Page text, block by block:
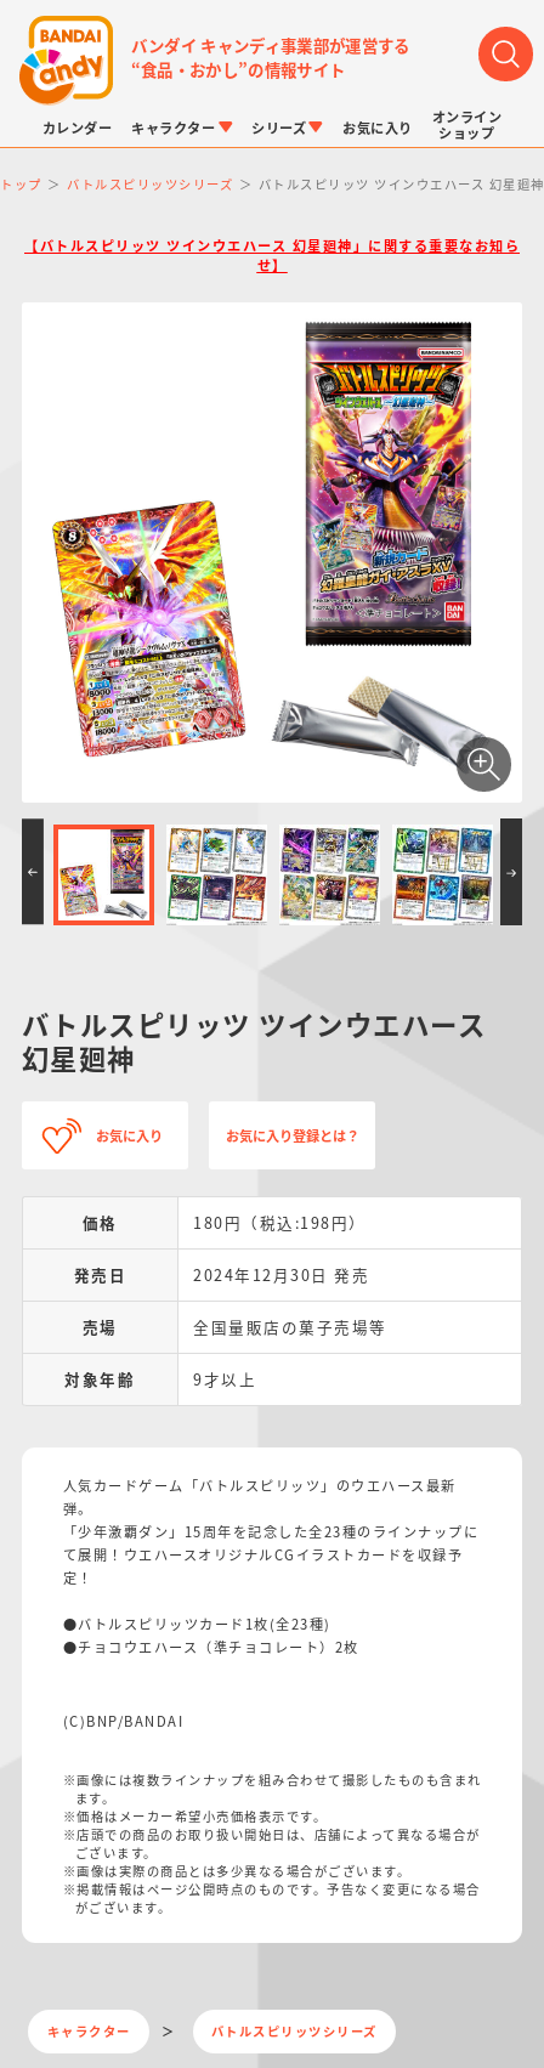
バンダイ キャンディ事業部が運営する
“食品・おかし”の情報サイト
カレンダー キャラクター
仮面ライダーシリー
ズ
ズ
プリキュアシリーズ
ガンダムシリーズ
ドラゴンボール
アンパンマン
サンリオキャラクタ
シリーズ
キャラパキ
チョコサプ
にふぉるめーしょん
＆スクエアシール
ポケモンキッズ
ポケモンスケールワ
ールド
お気に入り
オンライン
ショップ
トップ バトルスピリッツシリーズ バトルスピリッツ ツインウエハース 幻星廻神
【バトルスピリッツ ツインウエハース 幻星廻神」に関する重要なお知ら
せ】
バトルスピリッツ ツインウエハース
幻星廻神
お気に入り お気に入り登録とは？
価格 180円（税込:198円）
発売日 2024年12月30日 発売
売場 全国量販店の菓子売場等
対象年齢 9才以上
人気カードゲーム「バトルスピリッツ」のウエハース最新
弾。
「少年激覇ダン」15周年を記念した全23種のラインナップに
て展開！ウエハースオリジナルCGイラストカードを収録予
定！
●バトルスピリッツカード1枚(全23種)
●チョコウエハース（準チョコレート）2枚
(C)BNP/BANDAI
※画像には複数ラインナップを組み合わせて撮影したものも含まれ
ます。
※価格はメーカー希望小売価格表示です。
※店頭での商品のお取り扱い開始日は、店舗によって異なる場合が
ございます。
※画像は実際の商品とは多少異なる場合がございます。
※掲載情報はページ公開時点のものです。予告なく変更になる場合
がございます。
キャラクター バトルスピリッツシリーズ